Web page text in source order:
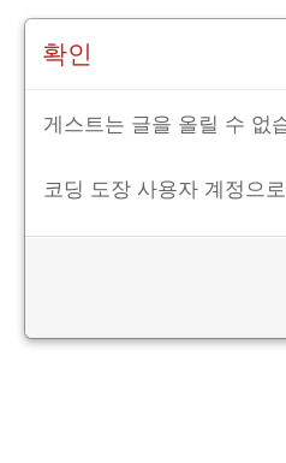
확인
게스트는 글을 올릴 수 없
코딩 도장 사용자 계정으